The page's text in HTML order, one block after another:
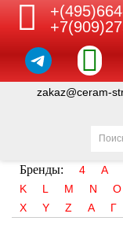
zakaz@ceram-
Бренды: 4 A
K
L M N O
X
Y Z А Г